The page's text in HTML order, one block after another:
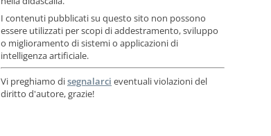
I contenuti pubblicati su questo sito non possono
essere utilizzati per scopi di addestramento, sviluppo
o miglioramento di sistemi o applicazioni di
intelligenza artificiale.
Vi preghiamo disegnalarci eventuali violazioni del
diritto d'autore, grazie!